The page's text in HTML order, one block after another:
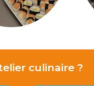
culinaire ?